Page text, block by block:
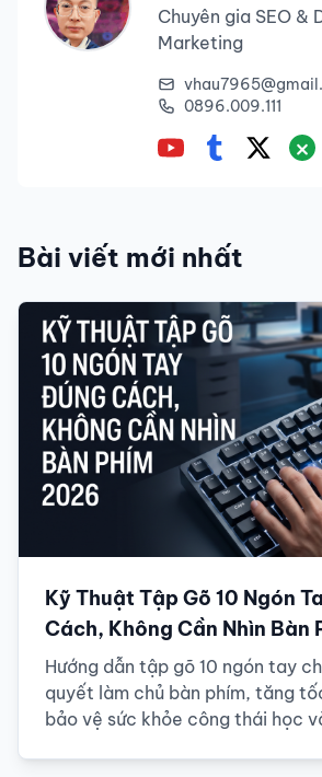
Chuyên gia SEO &
Marketing
0896.009.111
Bài viết mới nhất
Kỹ Thuật Tập Gõ 10 Ngón
Cách, Không Cần Nhìn Bàn
Hướng dẫn tập gõ 10 ngón tay
quyết làm chủ bàn phím, tăng
bảo vệ sức khỏe công thái học